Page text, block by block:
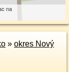
na
» okres Nový